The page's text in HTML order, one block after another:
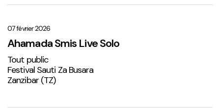
Live
Solo
1
07 février 2026
Ahamada Smis Live Solo
Tout public
Festival Sauti Za Busara
Zanzibar (TZ)